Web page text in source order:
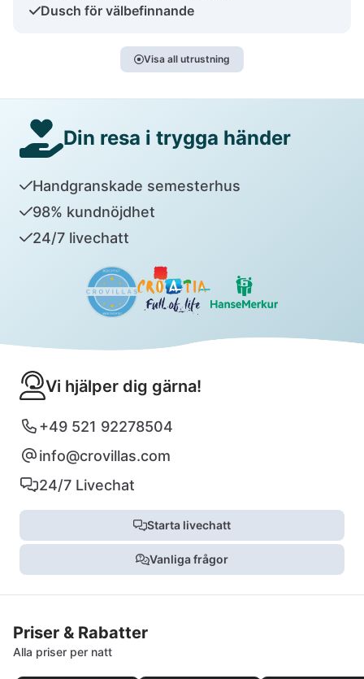
Dusch för välbefinnande
Visa all utrustning
Din resa i trygga händer
Handgranskade semesterhus
98% kundnöjdhet
24/7 livechatt
Vi hjälper dig gärna!
+49 521 92278504
info@crovillas.com
24/7 Livechat
Starta livechatt
Vanliga frågor
Priser & Rabatter
Alla priser per natt